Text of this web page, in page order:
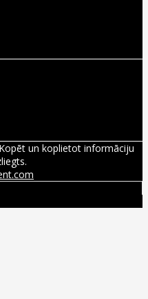
un koplietot informāciju